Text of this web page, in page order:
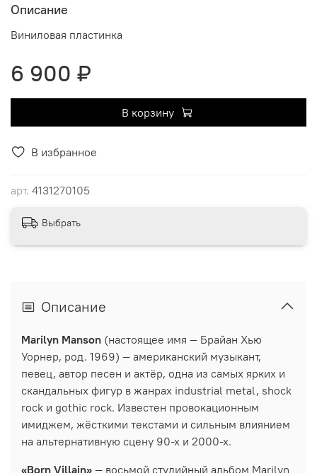
В избранное
арт. 4131270105
Описание
Виниловая пластинка
6 900 ₽
В корзину
Выбрать
Описание
Marilyn Manson (настоящее имя — Брайан Хью
Уорнер, род. 1969) — американский музыкант,
певец, автор песен и актёр, одна из самых ярких и
скандальных фигур в жанрах industrial metal, shock
rock и gothic rock. Известен провокационным
имиджем, жёсткими текстами и сильным влиянием
на альтернативную сцену 90-х и 2000-х.
«Born Villain» — восьмой студийный альбом Marilyn